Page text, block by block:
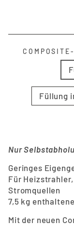
Füllung
Nur
Geringes
Für
Stromquellen
7,5 kg
Mit der neuen